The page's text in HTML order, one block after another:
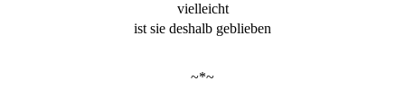
vielleicht
ist sie deshalb geblieben
~*~